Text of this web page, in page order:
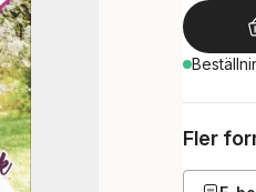
Fler